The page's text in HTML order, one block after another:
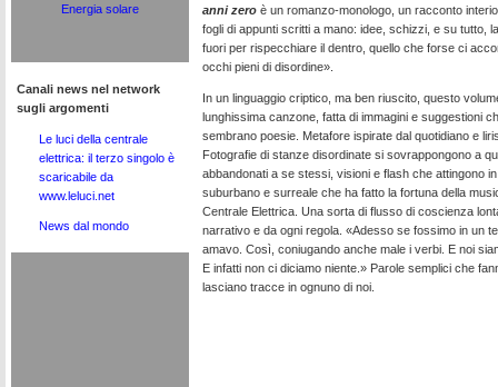
Energia solare
Canali news nel network
sugli argomenti
Le luci della centrale
elettrica: il terzo singolo è
scaricabile da
www.leluci.net
News dal mondo
anni zero è un romanzo-monologo, un racconto
fogli di appunti scritti a mano: idee, schizzi, e su tutto,
fuori per rispecchiare il dentro, quello che forse ci
occhi pieni di disordine».
In un linguaggio criptico, ma ben riuscito, questo
lunghissima canzone, fatta di immagini e suggestioni
sembrano poesie. Metafore ispirate dal quotidiano e
Fotografie di stanze disordinate si sovrappongono a
abbandonati a se stessi, visioni e flash che attingono in
suburbano e surreale che ha fatto la fortuna della
Centrale Elettrica. Una sorta di flusso di coscienza
narrativo e da ogni regola. «Adesso se fossimo in un
amavo. Così, coniugando anche male i verbi. E noi
E infatti non ci diciamo niente.» Parole semplici che
lasciano tracce in ognuno di noi.